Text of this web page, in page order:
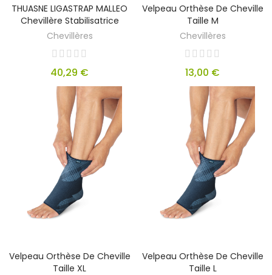
THUASNE LIGASTRAP MALLEO
Chevillère Stabilisatrice
Chevillères
40,29 €
Velpeau Orthèse De Cheville
Taille M
Chevillères
13,00 €
Velpeau Orthèse De Cheville
Taille XL
Velpeau Orthèse De Cheville
Taille L